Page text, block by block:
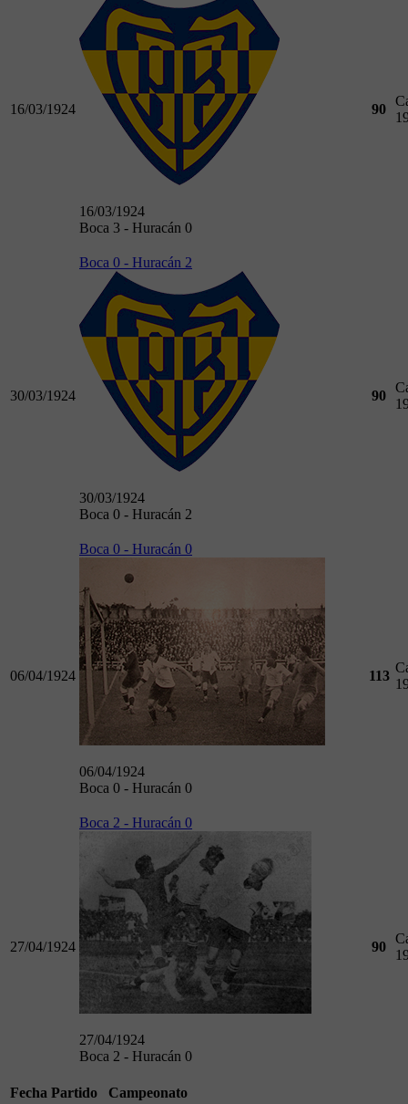
16/03/1924
16/03/1924
Boca 3 - Huracán 0
90
30/03/1924
Boca 0 - Huracán 2
30/03/1924
Boca 0 - Huracán 2
90
06/04/1924
Boca 0 - Huracán 0
06/04/1924
Boca 0 - Huracán 0
113
27/04/1924
Boca 2 - Huracán 0
27/04/1924
Boca 2 - Huracán 0
90
Fecha Partido
Campeonato